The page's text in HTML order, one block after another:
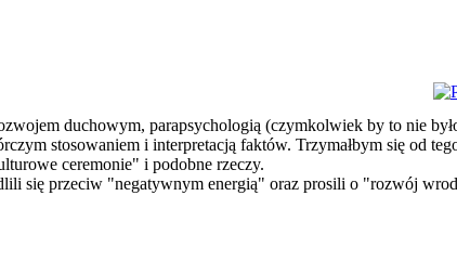
duchowym, parapsychologią (czymkolwiek by to nie
stosowaniem i interpretacją faktów. Trzymałbym się od
ceremonie" i podobne rzeczy.
się przeciw "negatywnym energią" oraz prosili o "rozwój